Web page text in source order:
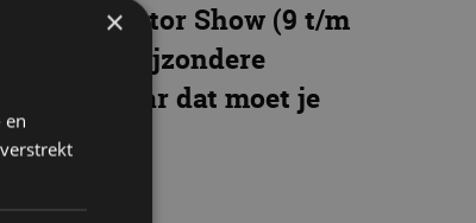
Motor Show (9 t/m
meest bijzondere
Maar dat moet je
×
en